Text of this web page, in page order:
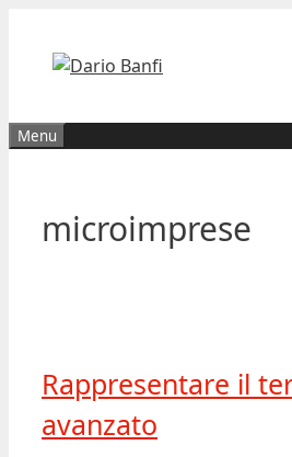
contenuto
Menu
microimprese
Rappresentare il
avanzato